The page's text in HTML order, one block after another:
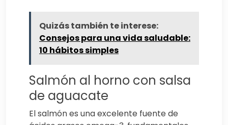
Quizás también te interese:
Consejos para una vida saludable:
10 hábitos simples
Salmón al horno con salsa
de aguacate
El salmón es una excelente fuente de